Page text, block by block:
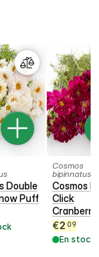
Double
Puff
Cosmos
bipinnatus
Cosmos
Click
€2 09
En stock